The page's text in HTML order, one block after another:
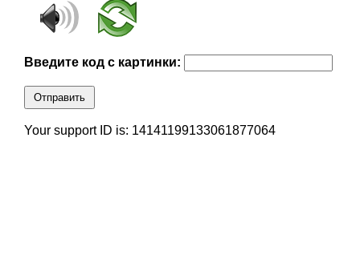
Введите код с картинки:
Отправить
Your support ID is: 14141199133061877064